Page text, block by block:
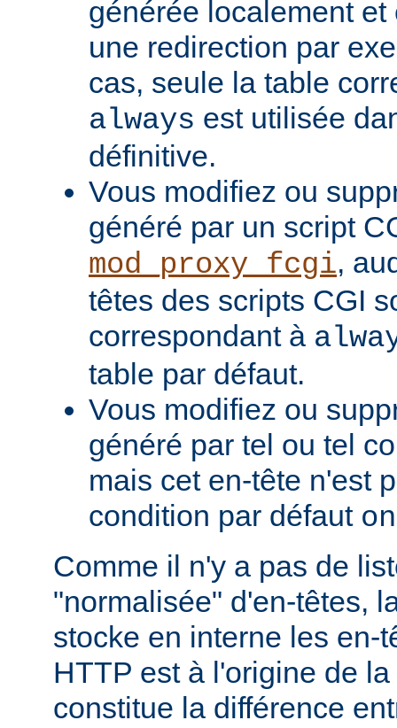
générée localement
une redirection par
cas, seule la table
always est utilisée
définitive.
Vous modifiez ou
généré par un script
mod_proxy_fcgi,
têtes des scripts CGI
correspondant à
table par défaut.
Vous modifiez ou
généré par tel ou tel
mais cet en-tête n'est
condition par défaut
Comme il n'y a pas de
"normalisée" d'en-têtes,
stocke en interne les en-
HTTP est à l'origine de
constitue la différence